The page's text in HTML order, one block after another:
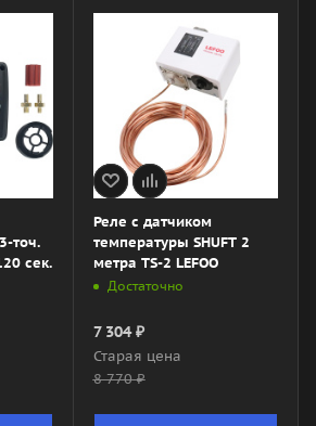
точ.
сек.
Реле с датчиком
температуры SHUFT 2
метра TS-2 LEFOO
Достаточно
7 304₽
Старая цена
8 770₽